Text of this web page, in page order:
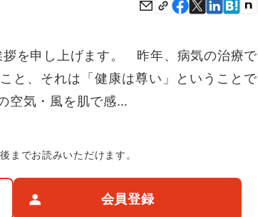
を申し上げます。 昨年、病気の治療で
と、それは「健康は尊い」ということで
空気・風を肌で感…
までお読みいただけます。
会員登録